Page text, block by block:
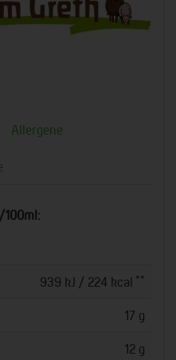
Allergene
100ml:
939 kJ / 224 kcal **
17 g
12 g